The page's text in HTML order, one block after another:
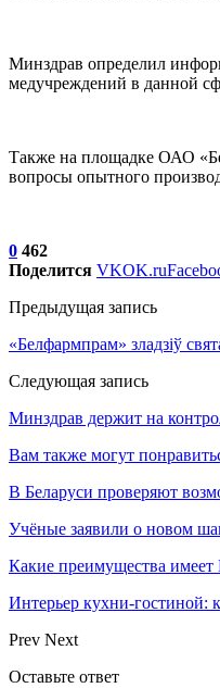
Минздрав определил
медучреждений в данной
Также на площадке ОАО
вопросы опытного
0 462
Поделится VKOK.ru
Предыдущая запись
«Белфармпрам» зладзіў
Следующая запись
Минздрав держит на
Вам также могут
В Беларуси проверяют
Учёные заявили о новом
Какие преимущества
Интерьер кухни-гостиной:
Prev Next
Оставьте ответ